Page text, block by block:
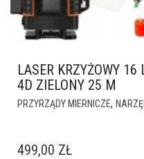
LASER KRZYŻOWY
4D ZIELONY 25 M
PRZYRZĄDY MIERNICZE,
499,00 ZŁ